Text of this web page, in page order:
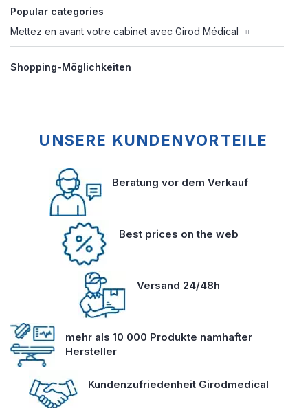
Popular categories
Mettez en avant votre cabinet avec Girod Médical
Shopping-Möglichkeiten
UNSERE KUNDENVORTEILE
Beratung vor dem Verkauf
Best prices on the web
Versand 24/48h
mehr als 10 000 Produkte namhafter
Hersteller
Kundenzufriedenheit Girodmedical